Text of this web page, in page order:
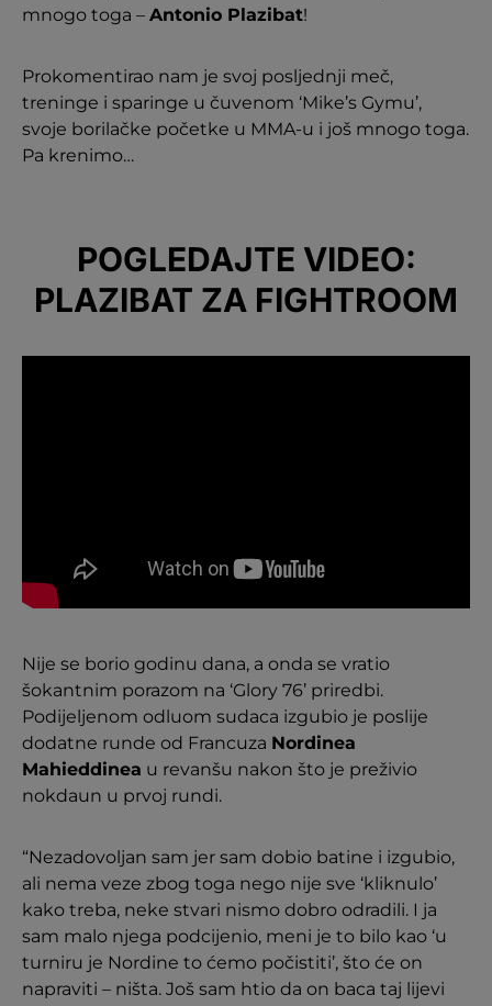
mnogo toga – Antonio Plazibat!
Prokomentirao nam je svoj posljednji meč,
treninge i sparinge u čuvenom ‘Mike’s Gymu’,
svoje borilačke početke u MMA-u i još mnogo toga.
Pa krenimo…
POGLEDAJTE VIDEO:
PLAZIBAT ZA FIGHTROOM
Nije se borio godinu dana, a onda se vratio
šokantnim porazom na ‘Glory 76’ priredbi.
Podijeljenom odluom sudaca izgubio je poslije
dodatne runde od Francuza Nordinea
Mahieddinea u revanšu nakon što je preživio
nokdaun u prvoj rundi.
“Nezadovoljan sam jer sam dobio batine i izgubio,
ali nema veze zbog toga nego nije sve ‘kliknulo’
kako treba, neke stvari nismo dobro odradili. I ja
sam malo njega podcijenio, meni je to bilo kao ‘u
turniru je Nordine to ćemo počistiti’, što će on
napraviti – ništa. Još sam htio da on baca taj lijevi